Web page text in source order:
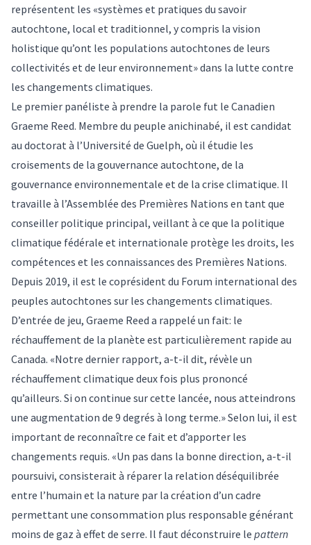
représentent les «systèmes et pratiques du savoir
autochtone, local et traditionnel, y compris la vision
holistique qu’ont les populations autochtones de leurs
collectivités et de leur environnement» dans la lutte contre
les changements climatiques.
Le premier panéliste à prendre la parole fut le Canadien
Graeme Reed. Membre du peuple anichinabé, il est candidat
au doctorat à l’Université de Guelph, où il étudie les
croisements de la gouvernance autochtone, de la
gouvernance environnementale et de la crise climatique. Il
travaille à l’Assemblée des Premières Nations en tant que
conseiller politique principal, veillant à ce que la politique
climatique fédérale et internationale protège les droits, les
compétences et les connaissances des Premières Nations.
Depuis 2019, il est le coprésident du Forum international des
peuples autochtones sur les changements climatiques.
D’entrée de jeu, Graeme Reed a rappelé un fait: le
réchauffement de la planète est particulièrement rapide au
Canada. «Notre dernier rapport, a-t-il dit, révèle un
réchauffement climatique deux fois plus prononcé
qu’ailleurs. Si on continue sur cette lancée, nous atteindrons
une augmentation de 9 degrés à long terme.» Selon lui, il est
important de reconnaître ce fait et d’apporter les
changements requis. «Un pas dans la bonne direction, a-t-il
poursuivi, consisterait à réparer la relation déséquilibrée
entre l’humain et la nature par la création d’un cadre
permettant une consommation plus responsable générant
moins de gaz à effet de serre. Il faut déconstruire le pattern